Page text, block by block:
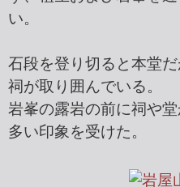
い。
石段を登り切ると本堂
祠が取り囲んでいる。
岩峯の露岩の前に祠や
多い印象を受けた。